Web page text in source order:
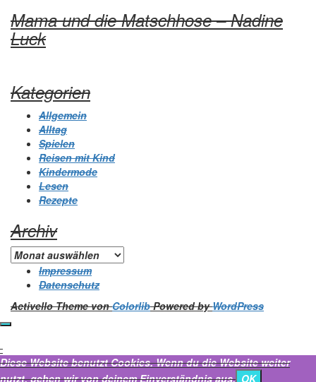
Mama und die Matschhose – Nadine
Luck
Kategorien
Allgemein
Alltag
Spielen
Reisen mit Kind
Kindermode
Lesen
Rezepte
Archiv
Archiv
Impressum
Datenschutz
Activello Theme vonColorlibPowered byWordPress
Diese Website benutzt Cookies. Wenn du die Website weiter
nutzt, gehen wir von deinem Einverständnis aus. OK